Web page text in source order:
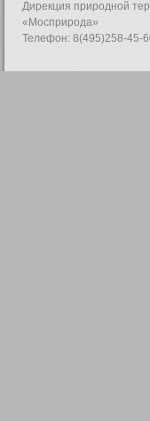
Дирекция природной
«Мосприрода»
Телефон: 8(495)258-45-